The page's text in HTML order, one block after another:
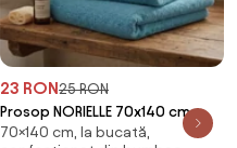
23 RON25 RON
Prosop NORIELLE 70x140 cm
albastru deschis, 100% bumbac
70×140 cm, la bucată,